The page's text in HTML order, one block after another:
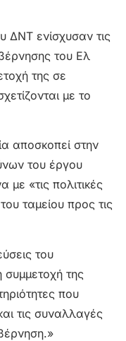
ΔΝΤ ενίσχυσαν τις
του Ελ
της σε
με το
αποσκοπεί στην
του έργου
«τις πολιτικές
ταμείου προς τις
του
της
που
τις συναλλαγές